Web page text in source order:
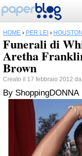
HOME › PER LEI › HOUSTON
Funerali di
Aretha
Brown
Creato il 17 febbraio 2012 da
By ShoppingDONNA